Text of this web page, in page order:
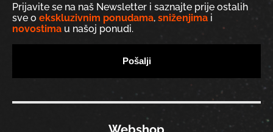
Prijavite se na naš Newsletter i saznajte prije ostalih
sve o ekskluzivnim ponudama, sniženjima i
novostima u našoj ponudi.